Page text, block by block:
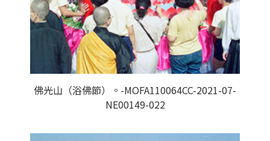
佛光山（浴佛節）。-MOFA110064CC-2021-07-
NE00149-022